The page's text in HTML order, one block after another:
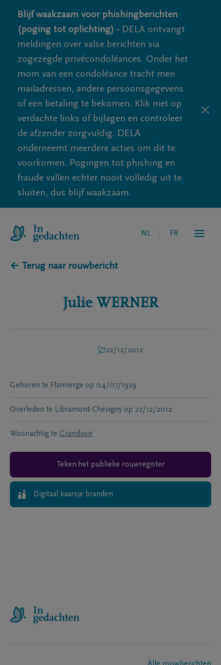
Blijf waakzaam voor phishingberichten
(poging tot oplichting) - DELA ontvangt
meldingen over valse berichten via
zogezegde privécondoléances. Onder het
mom van een condoléance tracht men
mailadressen, andere persoonsgegevens
of een betaling te bekomen. Klik niet op
verdachte links of bijlagen en controleer
de afzender zorgvuldig. DELA
onderneemt meerdere acties om dit te
voorkomen. Pogingen tot phishing en
fraude vallen echter nooit volledig uit te
sluiten, dus blijf waakzaam.
NL FR
← Terug naar rouwbericht
Julie WERNER
22/12/2012
Geboren te Flamierge op 04/07/1929
Overleden te Libramont-Chevigny op 22/12/2012
Woonachtig te Grandvoir
Teken het publieke rouwregister
Digitaal kaarsje branden